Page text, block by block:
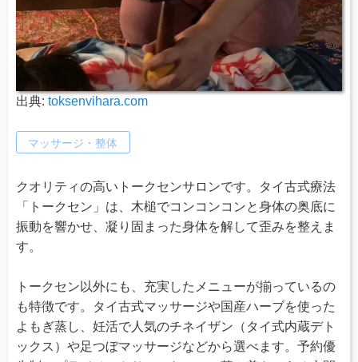
出典: toksenvihara.com
マッサージ・整体
クオリティの高いトークセンサロンです。タイ古式療法
「トークセン」は、木槌でコンコンコンと身体の奥底に
振動を響かせ、凝り固まった身体を解して歪みを整えま
す。
トークセン以外にも、充実したメニューが揃っているの
も特徴です。タイ古式マッサージや国産ハーブを使った
よもぎ蒸し、妊活で人気のチネイザン（タイ式内蔵デト
ックス）や足つぼマッサージなどから選べます。予約優